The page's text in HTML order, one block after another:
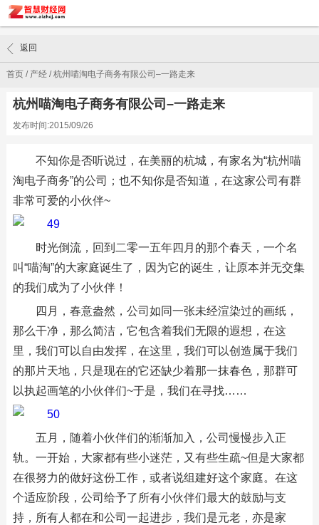
首页/ 产经/杭州喵淘电子商务有限公司–一路走来
返回
杭州喵淘电子商务有限公司–一路走来
发布时间:2015/09/26
不知你是否听说过，在美丽的杭城，有家名为“杭州喵
淘电子商务”的公司；也不知你是否知道，在这家公司有群
非常可爱的小伙伴~
时光倒流，回到二零一五年四月的那个春天，一个名
叫“喵淘”的大家庭诞生了，因为它的诞生，让原本并无交集
的我们成为了小伙伴！
四月，春意盎然，公司如同一张未经渲染过的画纸，
那么干净，那么简洁，它包含着我们无限的遐想，在这
里，我们可以自由发挥，在这里，我们可以创造属于我们
的那片天地，只是现在的它还缺少着那一抹春色，那群可
以执起画笔的小伙伴们~于是，我们在寻找……
五月，随着小伙伴们的渐渐加入，公司慢慢步入正
轨。一开始，大家都有些小迷茫，又有些生疏~但是大家都
在很努力的做好这份工作，或者说组建好这个家庭。在这
个适应阶段，公司给予了所有小伙伴们最大的鼓励与支
持，所有人都在和公司一起进步，我们是元老，亦是家